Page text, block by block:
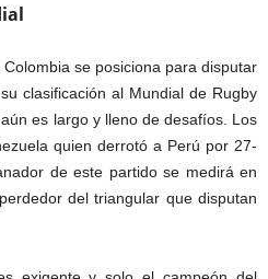
se posiciona para disputar
clasificación al Mundial de Rugby
es largo y lleno de desafíos. Los
quien derrotó a Perú por 27-
de este partido se medirá en
del triangular que disputan